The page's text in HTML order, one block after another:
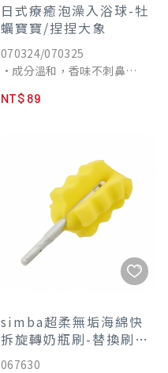
日式療癒泡澡入浴球-牡
蠣寶寶/捏捏大象
070324/070325
•成分溫和，香味不刺鼻
驚喜5款公仔，滿足兒童好奇
NT$ 89
simba超柔無垢海綿快
拆旋轉奶瓶刷-替換刷頭
1入
067630